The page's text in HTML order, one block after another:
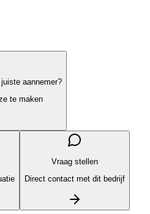
aannemer?
te maken
Vraag stellen
Direct contact met dit bedrijf